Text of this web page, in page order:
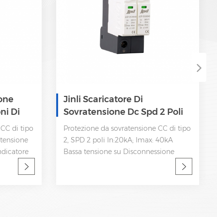
Di
di tipo
Jinli Scaricatore Di
Sovratensione Dc Spd 2 Poli
Protezione da sovratensione CC di tipo
2, SPD 2 poli In:20kA; Imax: 40kA
Bassa tensione su Disconnessione
segnalazione a distanza IEC 61643-11